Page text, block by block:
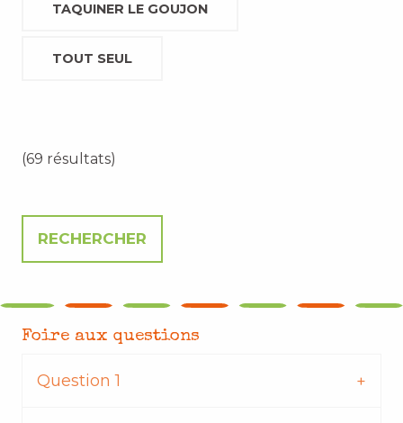
TAQUINER LE GOUJON
TOUT SEUL
(69 résultats)
Foire aux questions
Question 1